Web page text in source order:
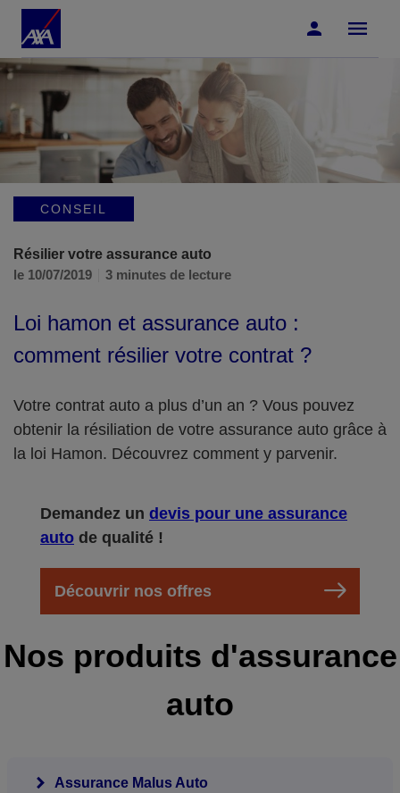
Accéder au Contenu Accéder au Pied de page
CONSEIL
Résilier votre assurance auto
le 10/07/2019
3 minutes de lecture
Loi hamon et assurance auto :
comment résilier votre contrat ?
Votre contrat auto a plus d’un an ? Vous pouvez
obtenir la résiliation de votre assurance auto grâce à
la loi Hamon. Découvrez comment y parvenir.
Demandez un devis pour une assurance
auto de qualité !
Découvrir nos offres
Nos produits d'assurance
auto
Assurance Malus Auto